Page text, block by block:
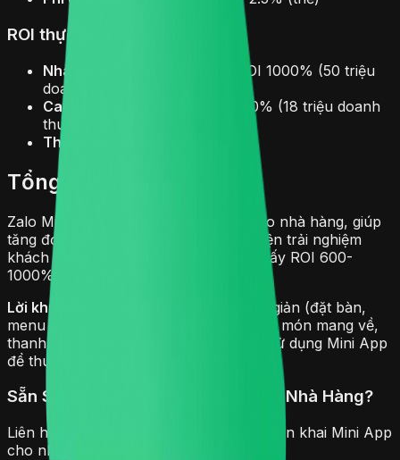
ROI thực tế:
Nhà hàng A:
Chi phí 5 triệu, ROI 1000% (50 triệu
doanh thu/tháng)
Cafe B:
Chi phí 3 triệu, ROI 600% (18 triệu doanh
thu/tháng)
Thời gian thu hồi:
Tổng kết
Zalo Mini App là công cụ mạnh mẽ cho nhà hàng, giúp
tăng đơn hàng, giảm chi phí, và cải thiện trải nghiệm
khách hàng. Case study thực tế cho thấy ROI 600-
1000% trong 2-3 tháng.
Lời khuyên:
Bắt đầu với tính năng đơn giản (đặt bàn,
menu online), sau đó mở rộng sang đặt món mang về,
thanh toán, tích điểm. Khuyến mãi khi sử dụng Mini App
để thúc đẩy khách hàng dùng thử.
Sẵn Sàng Triển Khai Mini App Cho Nhà Hàng?
Liên hệ Zimo ngay để được tư vấn và triển khai Mini App
cho nhà hàng của bạn.